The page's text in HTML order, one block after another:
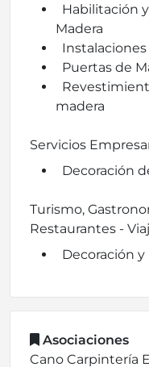
Habilitación
Madera
Puertas de
madera
Servicios
Decoración
Turismo,
Restaurantes -
Decoración
Asociaciones
Cano Carpintería